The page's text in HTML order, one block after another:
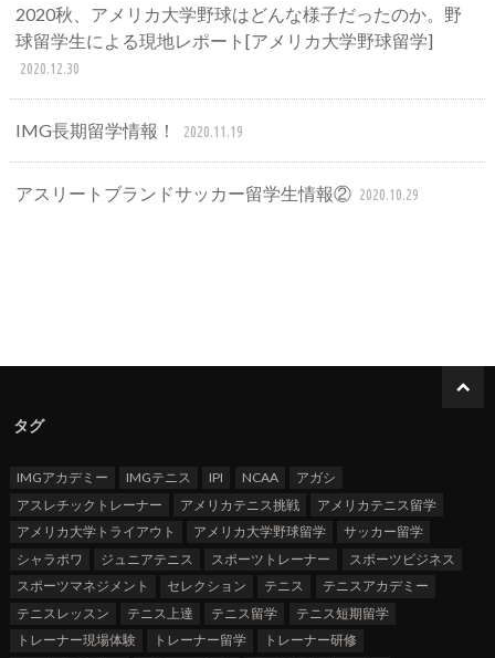
2020秋、アメリカ大学野球はどんな様子だったのか。野
球留学生による現地レポート[アメリカ大学野球留学]
2020.12.30
IMG長期留学情報！ 2020.11.19
アスリートブランドサッカー留学生情報② 2020.10.29
タグ
IMGアカデミー IMGテニス IPI NCAA
アガシ
アスレチックトレーナー
アメリカテニス挑戦
アメリカテニス留学
アメリカ大学トライアウト
アメリカ大学野球留学
サッカー留学
シャラポワ
ジュニアテニス スポーツトレーナー
スポーツビジネス
スポーツマネジメント
セレクション テニス
テニスアカデミー
テニスレッスン
テニス上達 テニス留学
テニス短期留学
トレーナー現場体験
トレーナー留学
トレーナー研修